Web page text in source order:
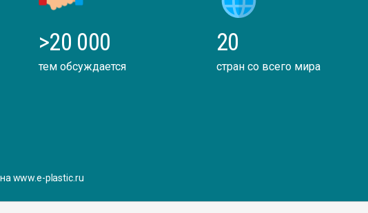
>20 000
тем обсуждается
20
стран со всего мира
www.e-plastic.ru